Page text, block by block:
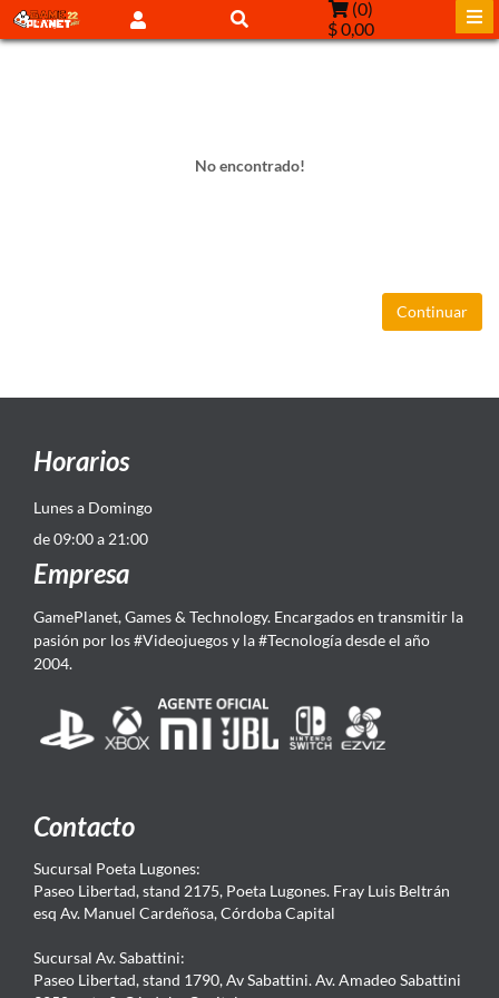
(0)
$ 0,00
No encontrado!
Continuar
Horarios
Lunes a Domingo
de 09:00 a 21:00
Empresa
GamePlanet, Games & Technology. Encargados en transmitir la
pasión por los #Videojuegos y la #Tecnología desde el año
2004.
Contacto
Sucursal Poeta Lugones:
Paseo Libertad, stand 2175, Poeta Lugones. Fray Luis Beltrán
esq Av. Manuel Cardeñosa, Córdoba Capital
Sucursal Av. Sabattini:
Paseo Libertad, stand 1790, Av Sabattini. Av. Amadeo Sabattini